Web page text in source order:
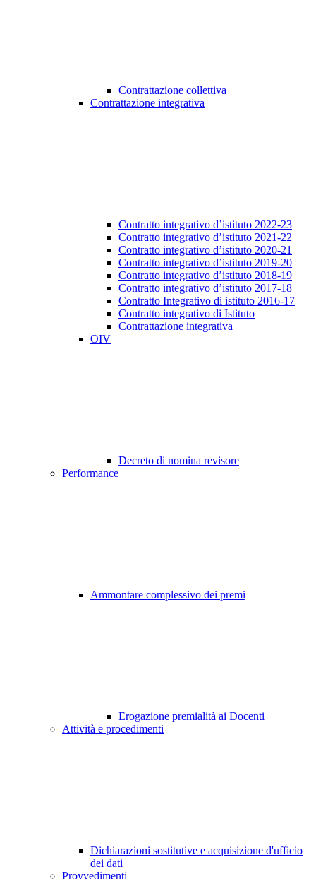
Contrattazione collettiva
Contrattazione integrativa
Contratto integrativo d’istituto 2022-23
Contratto integrativo d’istituto 2021-22
Contratto integrativo d’istituto 2020-21
Contratto integrativo d’istituto 2019-20
Contratto integrativo d’istituto 2018-19
Contratto integrativo d’istituto 2017-18
Contratto Integrativo di istituto 2016-17
Contratto integrativo di Istituto
Contrattazione integrativa
OIV
Decreto di nomina revisore
Performance
Ammontare complessivo dei premi
Erogazione premialità ai Docenti
Attività e procedimenti
Dichiarazioni sostitutive e acquisizione d'ufficio
dei dati
Provvedimenti